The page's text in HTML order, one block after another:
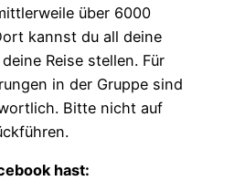
über 6000
kannst du all deine
Reise stellen. Für
in der Gruppe sind
Bitte nicht auf
hast: